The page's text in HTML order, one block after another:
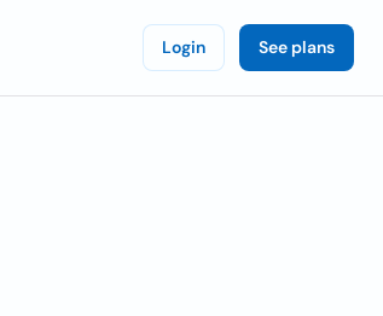
Login See plans